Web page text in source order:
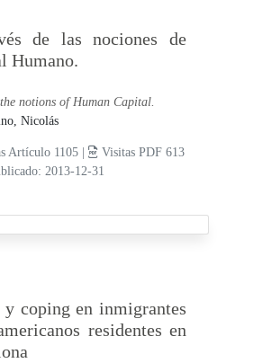
de las nociones de
Humano.
notions of Human Capital.
Nicolás
Artículo 1105 |
Visitas PDF 613
2013-12-31
y coping en inmigrantes
residentes en